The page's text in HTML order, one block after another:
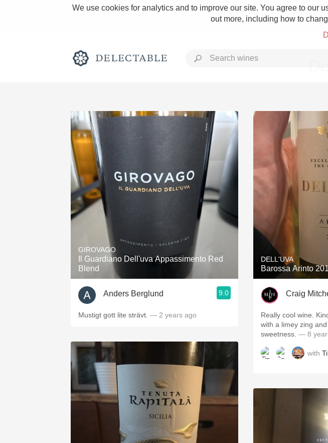
We use cookies for analytics and to improve our site. You agree to our
out more, including how to
Rich and Bold Grower
Classic Napa
Buttery
GIROVAGO
Il Guardiano Dell'uva Appassimento Red
Blend
Anders Berglund 9.0
Mustigt gott lite strävt. — 2 years ago
DELL'UVA
Barossa Arinto
Craig
Really cool wine.
with a limey zing
sweetness. — 8
with